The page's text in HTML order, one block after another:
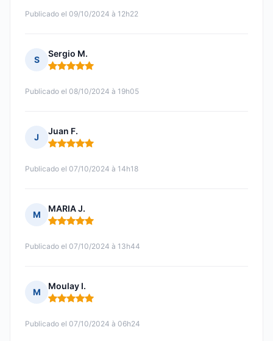
Publicado el 09/10/2024 à 12h22
S
Sergio M.
Nota: 5 de 5
Publicado el 08/10/2024 à 19h05
J
Juan F.
Nota: 5 de 5
Publicado el 07/10/2024 à 14h18
M
MARIA J.
Nota: 5 de 5
Publicado el 07/10/2024 à 13h44
M
Moulay I.
Nota: 5 de 5
Publicado el 07/10/2024 à 06h24